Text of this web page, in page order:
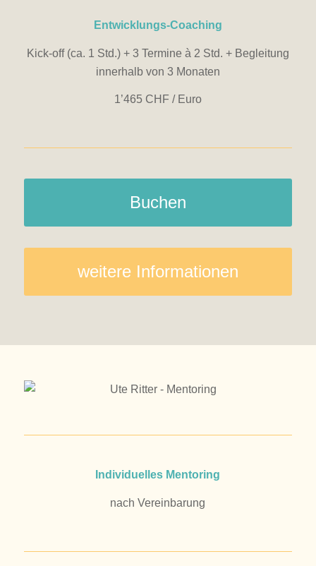
Entwicklungs-Coaching
Kick-off (ca. 1 Std.) + 3 Termine à 2 Std. + Begleitung
innerhalb von 3 Monaten
1’465 CHF / Euro
Buchen
weitere Informationen
Individuelles Mentoring
nach Vereinbarung